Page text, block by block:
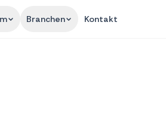
Branchen Kontakt